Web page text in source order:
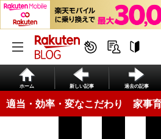
ホーム 新しい記事 過去の記事
適当・効率・変なこだわり 家事育